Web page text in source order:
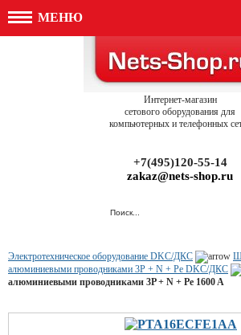
МЕНЮ
Интернет-магазин
сетового оборудования для
компьютерных и телефонных
+7(495)120-55-14
zakaz@nets-shop.ru
Электротехническое оборудование DKC/ДКС
алюминиевыми проводниками 3P + N + Pe DKC/ДКС
алюминиевыми проводниками 3P + N + Pe 1600 A